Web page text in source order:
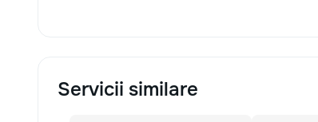
Servicii similare